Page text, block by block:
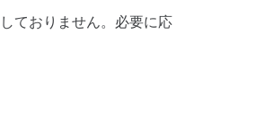
ておりません。必要に応